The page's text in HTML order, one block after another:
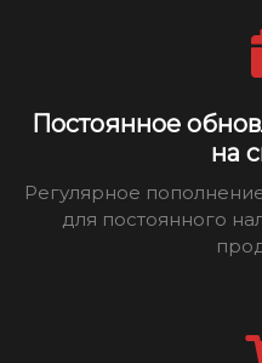
Постоянное
на
Регулярное
для постоянного